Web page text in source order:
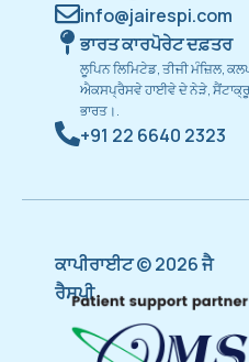
info@jairespi.com
ਭਾਰਤ ਕਾਰਪੋਰੇਟ ਦਫ਼ਤਰ
ਲੂਪਿਨ ਲਿਮਿਟੇਡ, ਤੀਜੀ ਮੰਜ਼ਿਲ,
ਐਕਸਪ੍ਰੈਸਵੇ ਹਾਈਵੇ ਦੇ ਨੇੜੇ,
ਭਾਰਤ।.
+91 22 6640 2323
ਕਾਪੀਰਾਈਟ © 2026 ਜੈ
ਰੈਸਪੀ